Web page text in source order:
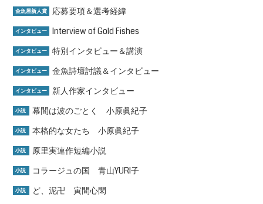
金魚屋新人賞 応募要項＆選考経緯
インタビュー Interview of Gold Fishes
インタビュー 特別インタビュー＆講演
インタビュー 金魚詩壇討議＆インタビュー
インタビュー 新人作家インタビュー
小説 幕間は波のごとく 小原眞紀子
小説 本格的な女たち 小原眞紀子
小説 原里実連作短編小説
小説 コラージュの国 青山YURI子
小説 ど、泥卍 寅間心閑